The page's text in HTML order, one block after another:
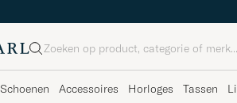
Zoeken
Schoenen Accessoires Horloges Tassen